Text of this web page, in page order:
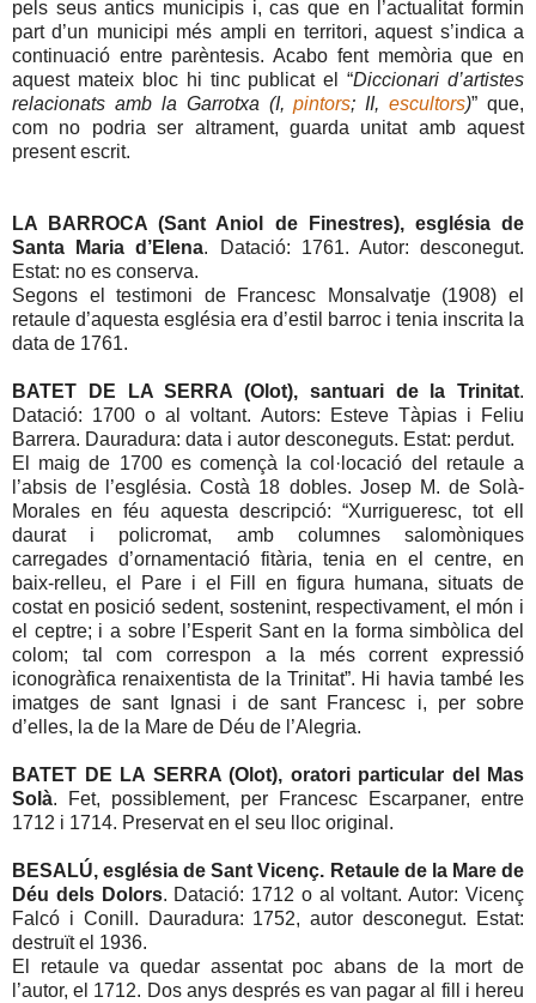
pels seus antics municipis i, cas que en l’actualitat formin
part d’un municipi més ampli en territori, aquest s’indica a
continuació entre parèntesis. Acabo fent memòria que en
aquest mateix bloc hi tinc publicat el “Diccionari d’artistes
relacionats amb la Garrotxa (I,pintors; II,escultors)” que,
com no podria ser altrament, guarda unitat amb aquest
present escrit.
LA BARROCA (Sant Aniol de Finestres), església de
Santa Maria d’Elena. Datació: 1761. Autor: desconegut.
Estat: no es conserva.
Segons el testimoni de Francesc Monsalvatje (1908) el
retaule d’aquesta església era d’estil barroc i tenia inscrita la
data de 1761.
BATET DE LA SERRA (Olot), santuari de la Trinitat.
Datació: 1700 o al voltant. Autors: Esteve Tàpias i Feliu
Barrera. Dauradura: data i autor desconeguts. Estat: perdut.
El maig de 1700 es començà la col·locació del retaule a
l’absis de l’església. Costà 18 dobles. Josep M. de Solà-
Morales en féu aquesta descripció: “Xurrigueresc, tot ell
daurat i policromat, amb columnes salomòniques
carregades d’ornamentació fitària, tenia en el centre, en
baix-relleu, el Pare i el Fill en figura humana, situats de
costat en posició sedent, sostenint, respectivament, el món i
el ceptre; i a sobre l’Esperit Sant en la forma simbòlica del
colom; tal com correspon a la més corrent expressió
iconogràfica renaixentista de la Trinitat”. Hi havia també les
imatges de sant Ignasi i de sant Francesc i, per sobre
d’elles, la de la Mare de Déu de l’Alegria.
BATET DE LA SERRA (Olot), oratori particular del Mas
Solà. Fet, possiblement, per Francesc Escarpaner, entre
1712 i 1714. Preservat en el seu lloc original.
BESALÚ, església de Sant Vicenç. Retaule de la Mare de
Déu dels Dolors. Datació: 1712 o al voltant. Autor: Vicenç
Falcó i Conill. Dauradura: 1752, autor desconegut. Estat:
destruït el 1936.
El retaule va quedar assentat poc abans de la mort de
l’autor, el 1712. Dos anys després es van pagar al fill i hereu